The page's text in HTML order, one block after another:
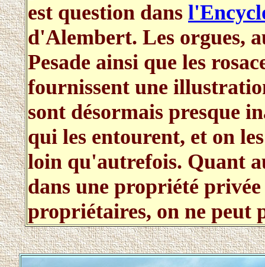
est question dans
d'Alembert. Les orgues,
Pesade ainsi que les
fournissent une
sont désormais presque
qui les entourent, et on
loin qu'autrefois. Quant
dans une propriété
propriétaires, on ne peut